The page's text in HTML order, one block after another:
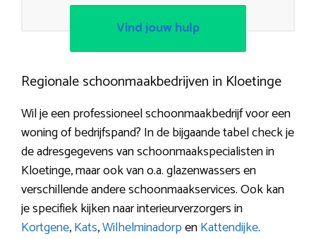
Vind jouw hulp
Regionale schoonmaakbedrijven in Kloetinge
Wil je een professioneel schoonmaakbedrijf voor een
woning of bedrijfspand? In de bijgaande tabel check je
de adresgegevens van schoonmaakspecialisten in
Kloetinge, maar ook van o.a. glazenwassers en
verschillende andere schoonmaakservices. Ook kan
je specifiek kijken naar interieurverzorgers in
Kortgene,Kats,WilhelminadorpenKattendijke.